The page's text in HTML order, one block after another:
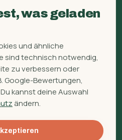
was geladen
und ähnliche
sind technisch notwendig,
zu verbessern oder
Google-Bewertungen,
kannst deine Auswahl
ändern.